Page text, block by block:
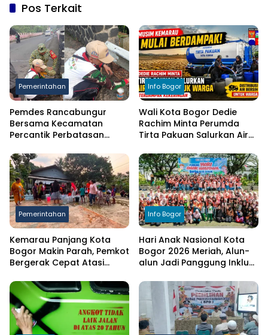
Pos Terkait
Pemerintahan
Pemdes Rancabungur
Bersama Kecamatan
Percantik Perbatasan
Putih Sambut HUT RI ke-81
Info Bogor
Wali Kota Bogor Dedie
Rachim Minta Perumda
Tirta Pakuan Salurkan Air
Terdampak Kekeringan
Pemerintahan
Kemarau Panjang Kota
Bogor Makin Parah, Pemkot
Bergerak Cepat Atasi
Info Bogor
Hari Anak Nasional Kota
Bogor 2026 Meriah, Alun-
alun Jadi Panggung Inklusi